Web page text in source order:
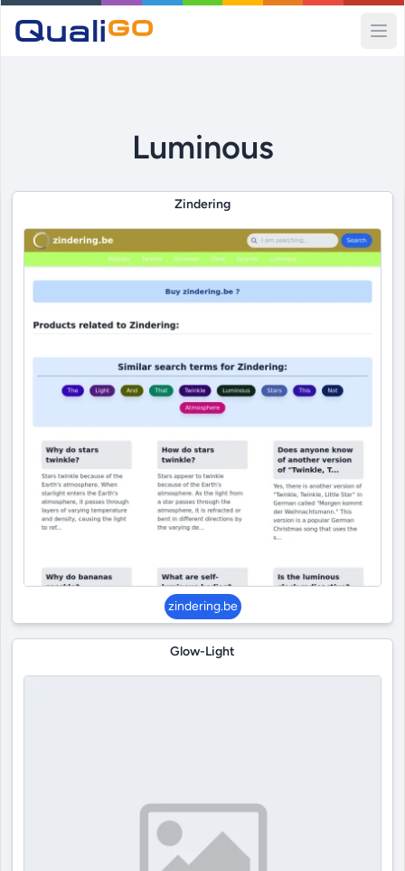
Luminous
Zindering
zindering.be
Glow-Light